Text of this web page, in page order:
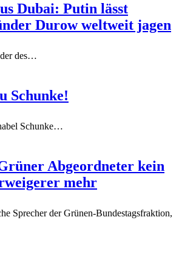
Dubai: Putin lässt
Durow weltweit jagen
des…
Schunke!
Schunke…
Abgeordneter kein
mehr
Sprecher der Grünen-Bundestagsfraktion,